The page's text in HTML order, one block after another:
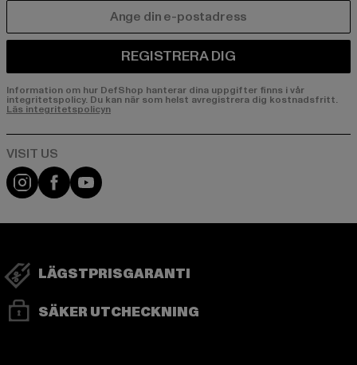
REGISTRERA DIG
Information om hur DefShop hanterar dina uppgifter finns i vår
integritetspolicy. Du kan när som helst avregistrera dig kostnadsfritt.
Läs integritetspolicyn
Visit our Instagram page:
Visit our Facebook page:
Visit our YouTube channel:
LÄGSTPRISGARANTI
SÄKER UTCHECKNING